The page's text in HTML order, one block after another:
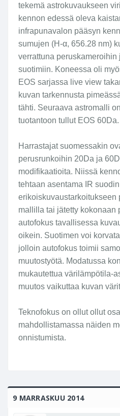
tekemä astrokuvaukseen
kennon edessä oleva
infrapunavalon pääsyn
sumujen (H-α, 656.28 nm)
verrattuna
suotimiin. Koneessa oli
EOS sarjassa live view
kuvan tarkennusta
tähti. Seuraava astromalli
tuotantoon tullut EOS 60Da.
Harrastajat suomessakin
perusrunkoihin 20Da ja
modifikaatioita. Niissä
tehtaan asentama IR
erikoiskuvaustarkoitukseen
mallilla tai jätetty kokonaan
autofokus tavallisessa
oikein. Suotimen voi
jolloin autofokus toimii
muutostyötä. Modatussa
mukautettua värilämpötila-
muutos vaikuttaa kuvan
Teknofokus on ollut ollut
mahdollistamassa näiden
onnistumista.
9 MARRASKUU 2014